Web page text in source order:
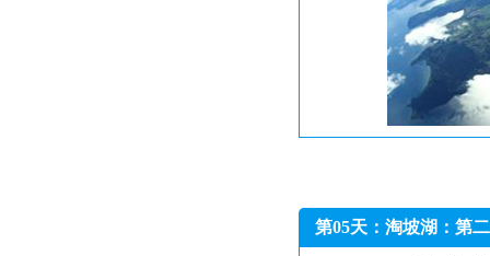
第05天：淘坡湖：第